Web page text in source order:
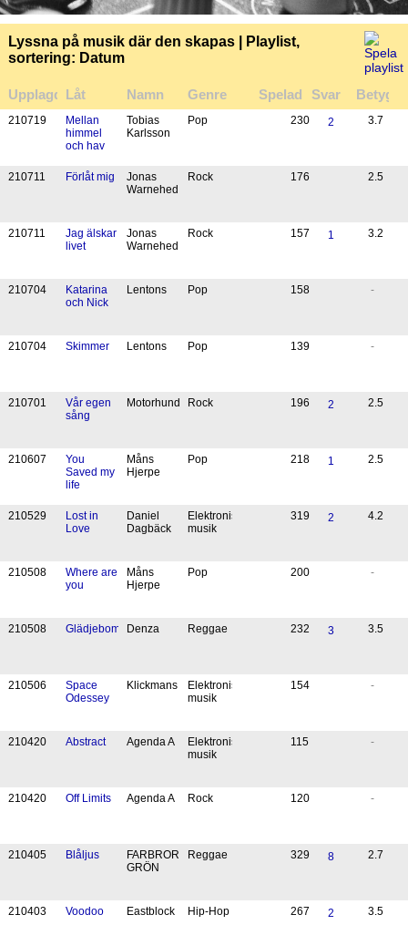
Lyssna på musik där den skapas | Playlist,
sortering: Datum
Upplagd Låt Namn Genre Spelad Svar Betyg
210719
Mellan
himmel
och hav
Tobias
Karlsson
Pop 230 2 3.7
210711 Förlåt mig
Jonas
Warnehed
Rock 176 2.5
210711
Jag älskar
livet
Jonas
Warnehed
Rock 157 1 3.2
210704
Katarina
och Nick
Lentons Pop 158 -
210704 Skimmer Lentons Pop 139 -
210701
Vår egen
sång
Motorhund Rock 196 2 2.5
210607
You
Saved my
life
Måns
Hjerpe
Pop 218 1 2.5
210529
Lost in
Love
Daniel
Dagbäck
Elektronisk
musik
319 2 4.2
210508
Where are
you
Måns
Hjerpe
Pop 200 -
210508 Glädjebomb Denza Reggae 232 3 3.5
210506
Space
Odessey
Klickmans
Elektronisk
musik
154 -
210420 Abstract Agenda A
Elektronisk
musik
115 -
210420 Off Limits Agenda A Rock 120 -
210405 Blåljus
FARBROR
GRÖN
Reggae 329 8 2.7
210403 Voodoo Eastblock Hip-Hop 267 2 3.5